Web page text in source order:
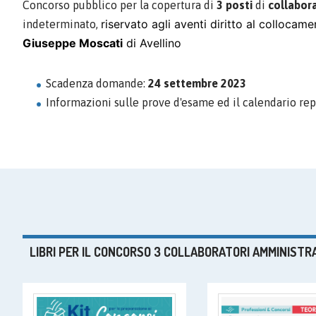
Concorso pubblico per la copertura di 3 posti di
indeterminato, riservato agli aventi diritto al
Giuseppe Moscati di Avellino
Scadenza domande: 24 settembre 2023
Informazioni sulle prove d'esame ed il calendario
LIBRI PER IL CONCORSO 3 COLLABORATORI